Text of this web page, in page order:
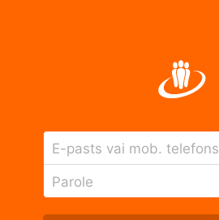
E-pasts vai mob. telefons
Parole